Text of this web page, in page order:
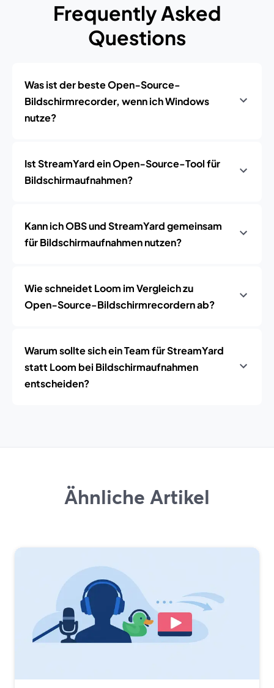
Frequently Asked
Questions
Was ist der beste Open‑Source-
Bildschirmrecorder, wenn ich Windows
nutze?
Ist StreamYard ein Open‑Source-Tool für
Bildschirmaufnahmen?
Kann ich OBS und StreamYard gemeinsam
für Bildschirmaufnahmen nutzen?
Wie schneidet Loom im Vergleich zu
Open‑Source-Bildschirmrecordern ab?
Warum sollte sich ein Team für StreamYard
statt Loom bei Bildschirmaufnahmen
entscheiden?
Ähnliche Artikel